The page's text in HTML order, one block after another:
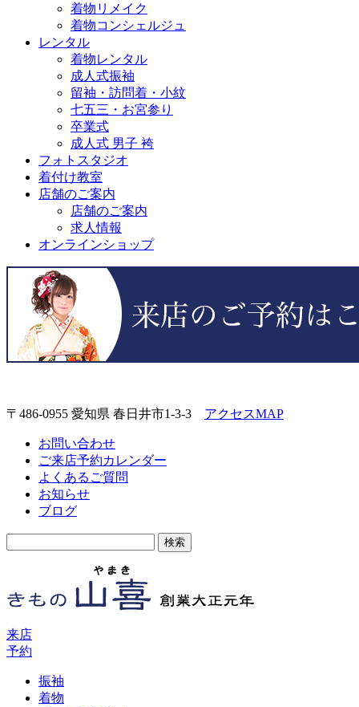
着物リメイク
着物コンシェルジュ
レンタル
着物レンタル
成人式振袖
留袖・訪問着・小紋
七五三・お宮参り
卒業式
成人式 男子 袴
フォトスタジオ
着付け教室
店舗のご案内
店舗のご案内
求人情報
オンラインショップ
〒486-0955 愛知県 春日井市1-3-3 アクセスMAP
お問い合わせ
ご来店予約カレンダー
よくあるご質問
お知らせ
ブログ
来店
予約
振袖
着物